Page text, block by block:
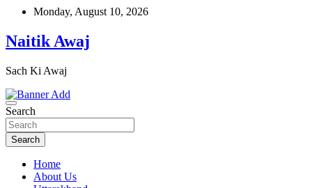
Skip
content
Monday, August 10, 2026
Naitik Awaj
Sach Ki Awaj
Search
Search
Home
About Us